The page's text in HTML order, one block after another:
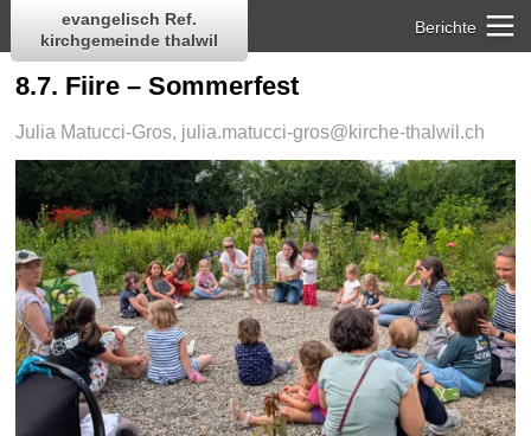
evangelisch Ref.
kirchgemeinde thalwil
Berichte
8.7. Fiire – Sommerfest
Julia Matucci-Gros, julia.matucci-gros@kirche-thalwil.ch